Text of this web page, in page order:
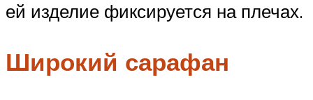
ей изделие фиксируется на плечах.
Широкий сарафан